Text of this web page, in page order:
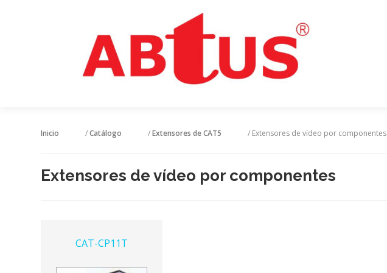
Inicio /Catálogo /Extensores de CAT5 / Extensores de vídeo por componentes
Extensores de vídeo por componentes
CAT-CP11T